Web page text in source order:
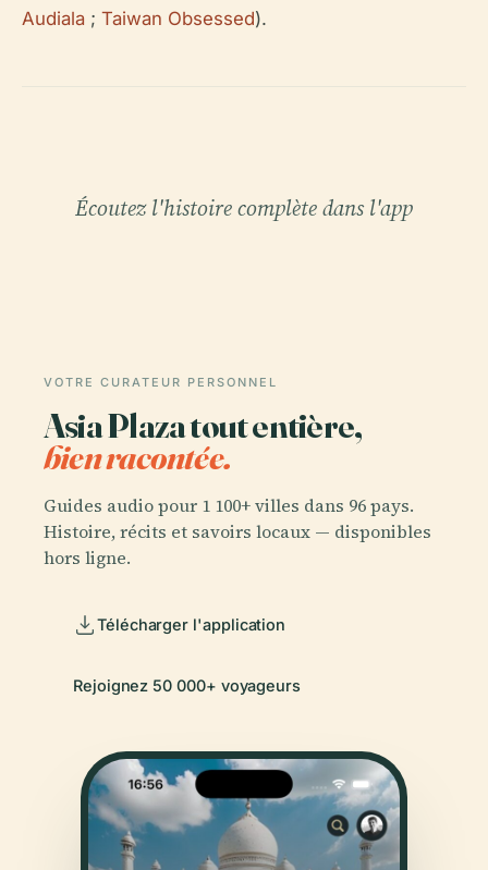
Audiala ; Taiwan Obsessed).
Écoutez l'histoire complète dans l'app
VOTRE CURATEUR PERSONNEL
Asia Plaza tout entière,
bien racontée.
Guides audio pour 1 100+ villes dans 96 pays.
Histoire, récits et savoirs locaux — disponibles
hors ligne.
Télécharger l'application
Rejoignez 50 000+ voyageurs